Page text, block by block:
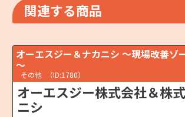
関連する商品
オーエスジー＆ナカニシ ～現場改善ゾ
～
その他 （ID:1780）
オーエスジー株式会社＆株
ニシ